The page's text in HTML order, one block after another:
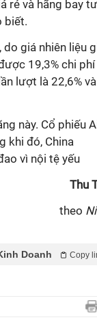
rẻ và hãng bay tư
biết.
giá nhiên liệu
19,3% chi phí
lượt là 22,6% và
này. Cổ phiếu
khi đó, China
vì nội tệ yếu
Thu
theo
Doanh Copy